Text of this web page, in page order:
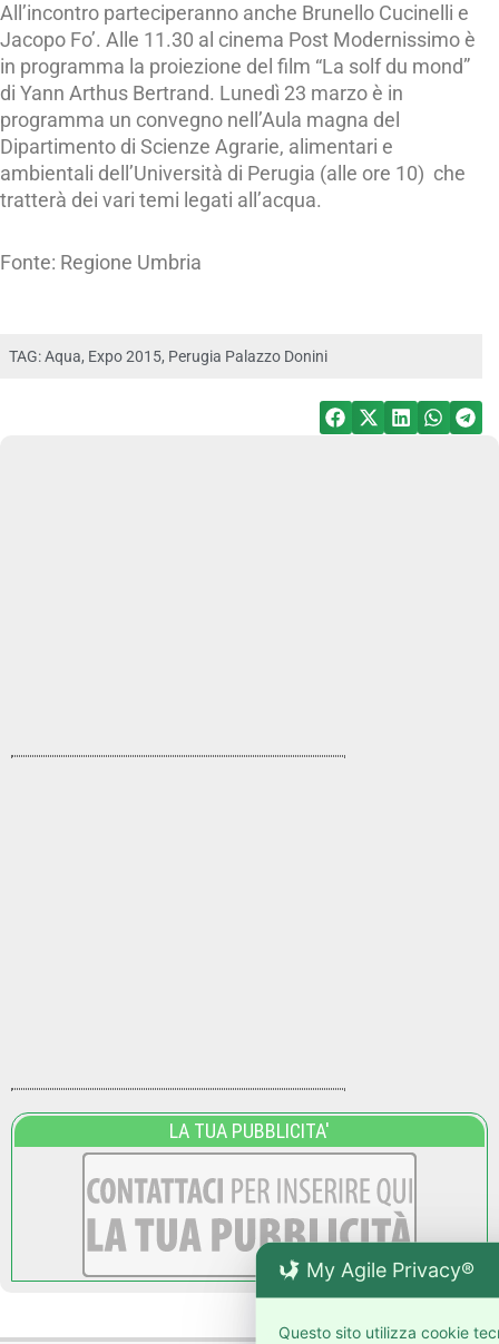
All’incontro parteciperanno anche Brunello Cucinelli e
Jacopo Fo’. Alle 11.30 al cinema Post Modernissimo è
in programma la proiezione del film “La solf du mond”
di Yann Arthus Bertrand. Lunedì 23 marzo è in
programma un convegno nell’Aula magna del
Dipartimento di Scienze Agrarie, alimentari e
ambientali dell’Università di Perugia (alle ore 10) che
tratterà dei vari temi legati all’acqua.
Fonte: Regione Umbria
TAG:Aqua, Expo 2015, Perugia Palazzo Donini
LA TUA PUBBLICITA'
My Agile Privacy®
Questo sito utilizza cookie